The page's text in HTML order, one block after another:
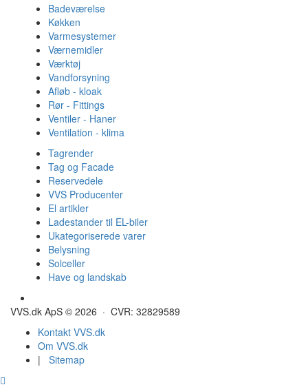
Badeværelse
Køkken
Varmesystemer
Værnemidler
Værktøj
Vandforsyning
Afløb - kloak
Rør - Fittings
Ventiler - Haner
Ventilation - klima
Tagrender
Tag og Facade
Reservedele
VVS Producenter
El artikler
Ladestander til EL-biler
Ukategoriserede varer
Belysning
Solceller
Have og landskab
VVS.dk ApS © 2026 · CVR: 32829589
Kontakt VVS.dk
Om VVS.dk
| Sitemap